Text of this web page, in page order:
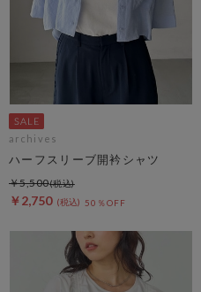
archives
ハーフスリーブ開衿シャツ
￥2,750 50％OFF
￥5,500